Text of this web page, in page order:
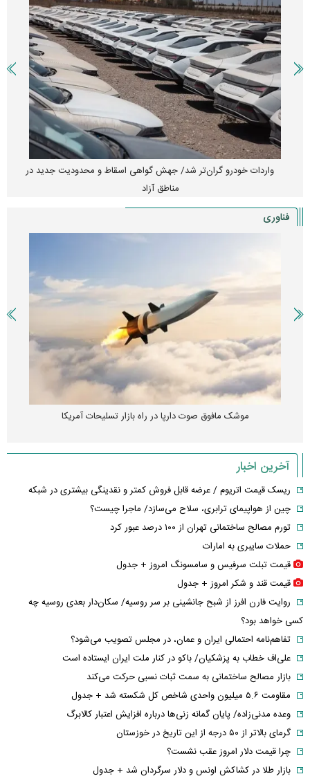
واردات خودرو گران‌تر شد/ جهش گواهی اسقاط و محدودیت جدید در
مناطق آزاد
فناوری
موشک مافوق صوت دارپا در راه بازار تسلیحات آمریکا
آخرین اخبار
ریسک قیمت اتریوم / عرضه قابل فروش کمتر و نقدینگی بیشتری در شبکه
چین از هواپیمای ترابری، سلاح می‌سازد/ ماجرا چیست؟
تورم مصالح ساختمانی تهران از ۱۰۰ درصد عبور کرد
حملات سایبری به امارات
قیمت تبلت سرفیس و سامسونگ امروز + جدول
قیمت قند و شکر امروز + جدول
روایت فارن افرز از شبح جانشینی بر سر روسیه/ سکان‌دار بعدی روسیه چه
کسی خواهد بود؟
تفاهم‌نامه احتمالی ایران و عمان، در مجلس تصویب می‌شود؟
علی‌اف خطاب به پزشکیان/ باکو در کنار ملت ایران ایستاده است
بازار مصالح ساختمانی به سمت ثبات نسبی حرکت می‌کند
مقاومت ۵.۶ میلیون واحدی شاخص کل شکسته شد + جدول
وعده مدنی‌زاده/ پایان گمانه زنی‌ها درباره افزایش اعتبار کالابرگ
گرمای بالاتر از ۵۰ درجه از این تاریخ در خوزستان
چرا قیمت دلار امروز عقب نشست؟
بازار طلا در کشاکش اونس و دلار سرگردان شد + جدول